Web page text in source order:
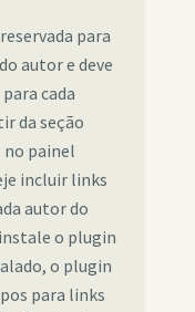
para
autor e deve
cada
da seção
painel
incluir links
autor do
o plugin
o plugin
para links